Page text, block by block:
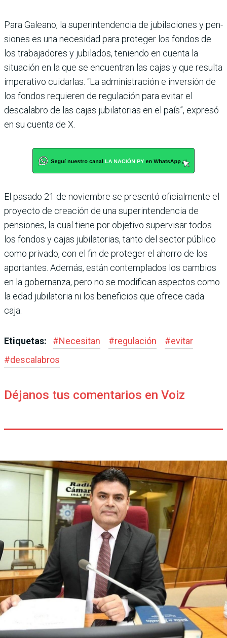
Para Galeano, la superinten­dencia de jubilaciones y pen­
siones es una necesidad para proteger los fondos de
los tra­bajadores y jubilados, teniendo en cuenta la
situación en la que se encuentran las cajas y que resulta
imperativo cuidarlas. “La administración e inversión de
los fondos requieren de regu­lación para evitar el
descalabro de las cajas jubilatorias en el país”, expresó
en su cuenta de X.
El pasado 21 de noviembre se presentó oficialmente el
proyecto de creación de una superintendencia de
pensio­nes, la cual tiene por objetivo supervisar todos
los fondos y cajas jubilatorias, tanto del sec­tor público
como privado, con el fin de proteger el ahorro de los
aportantes. Además, están contemplados los cambios
en la gobernanza, pero no se modi­fican aspectos como
la edad jubilatoria ni los beneficios que ofrece cada
caja.
Etiquetas: #Necesitan #regulación #evitar
#descalabros
Déjanos tus comentarios en Voiz